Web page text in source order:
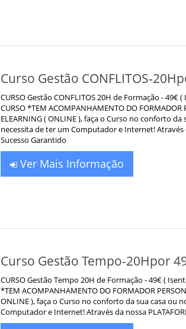
Curso Gestão CONFLITOS-
CURSO Gestão CONFLITOS 20H de Formação - 49€
CURSO *TEM ACOMPANHAMENTO DO
ELEARNING ( ONLINE ), faça o Curso no conforto
necessita de ter um Computador e Internet! Através
Sucesso Garantido
Ver Mais Informação
Curso Gestão Tempo-20Hpor
CURSO Gestão Tempo 20H de Formação - 49€ (
*TEM ACOMPANHAMENTO DO FORMADOR
ONLINE ), faça o Curso no conforto da sua casa ou
Computador e Internet! Através da nossa